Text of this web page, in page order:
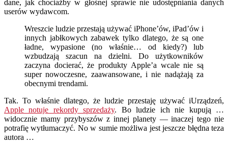
dane, jak chociażby w głośnej sprawie nie udostępniania danych
userów wydawcom.
Wreszcie ludzie przestają używać iPhone’ów, iPad’ów i
innych jabłkowych zabawek tylko dlatego, że są one
ładne, wypasione (no właśnie… od kiedy?) lub
wzbudzają szacun na dzielni. Do użytkowników
zaczyna docierać, że produkty Apple’a wcale nie są
super nowoczesne, zaawansowane, i nie nadążają za
obecnymi trendami.
Tak. To właśnie dlatego, że ludzie przestaję używać iUrządzeń,
Apple notuje rekordy sprzedaży. Bo ludzie ich nie kupują …
widocznie mamy przybyszów z innej planety — inaczej tego nie
potrafię wytłumaczyć. No w sumie możliwa jest jeszcze błędna teza
autora …